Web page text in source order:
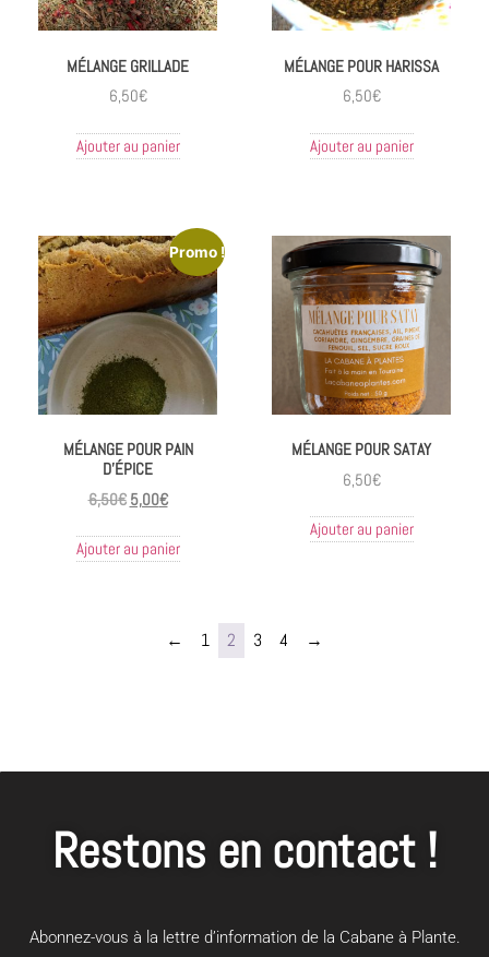
MÉLANGE GRILLADE
6,50€
Ajouter au panier
MÉLANGE POUR HARISSA
6,50€
Ajouter au panier
Promo !
MÉLANGE POUR PAIN
D’ÉPICE
6,50€ 5,00€
Ajouter au panier
MÉLANGE POUR SATAY
6,50€
Ajouter au panier
← 1 2 3 4 →
Restons en contact !
Abonnez-vous à la lettre d’information de la Cabane à Plante.